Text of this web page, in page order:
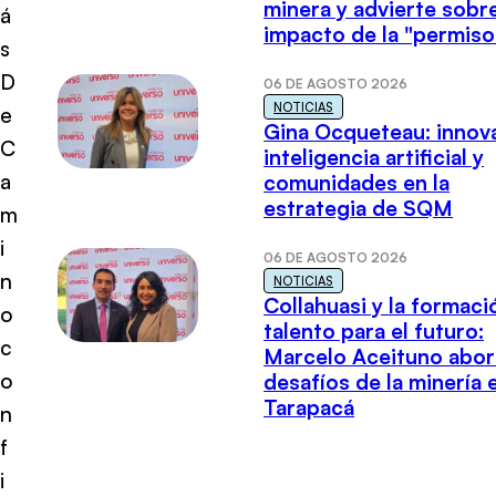
á
s
D
e
C
a
m
i
n
o
c
o
n
f
i
minera y advierte
impacto de la
06 DE AGOSTO 2026
NOTICIAS
Gina Ocqueteau:
inteligencia artificial y
comunidades en la
estrategia de SQM
06 DE AGOSTO 2026
NOTICIAS
Collahuasi y la
talento para el futuro:
Marcelo Aceituno
desafíos de la minería
Tarapacá